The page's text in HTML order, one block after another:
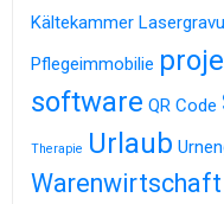
Kältekammer
Pflegeimmobilie
software QR Code
Therapie Urlaub
Warenwirtschaft